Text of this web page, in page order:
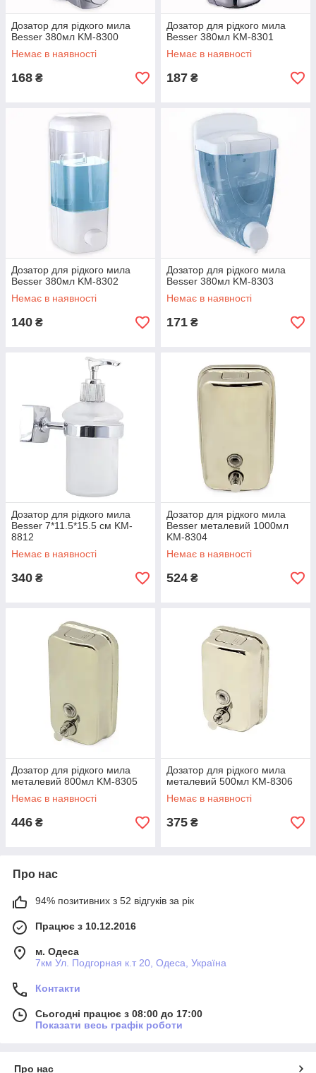
Дозатор для рідкого мила
Besser 380мл KM-8300
Немає в наявності
168 ₴
Дозатор для рідкого мила
Besser 380мл KM-8301
Немає в наявності
187 ₴
Дозатор для рідкого мила
Besser 380мл KM-8302
Немає в наявності
140 ₴
Дозатор для рідкого мила
Besser 380мл KM-8303
Немає в наявності
171 ₴
Дозатор для рідкого мила
Besser 7*11.5*15.5 см KM-
8812
Немає в наявності
340 ₴
Дозатор для рідкого мила
Besser металевий 1000мл
KM-8304
Немає в наявності
524 ₴
Дозатор для рідкого мила
металевий 800мл KM-8305
Немає в наявності
446 ₴
Дозатор для рідкого мила
металевий 500мл KM-8306
Немає в наявності
375 ₴
Про нас
94% позитивних з 52 відгуків за рік
Працює з 10.12.2016
м. Одеса
7км Ул. Подгорная к.т 20, Одеса, Україна
Контакти
Сьогодні працює з 08:00 до 17:00
Показати весь графік роботи
Про нас